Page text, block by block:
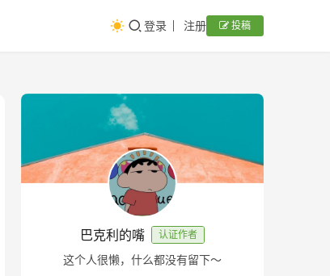
登录 注册 投稿
巴克利的嘴 认证作者
这个人很懒，什么都没有留下～